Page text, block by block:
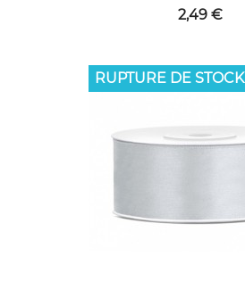
2,49 €
RUPTURE DE STOCK